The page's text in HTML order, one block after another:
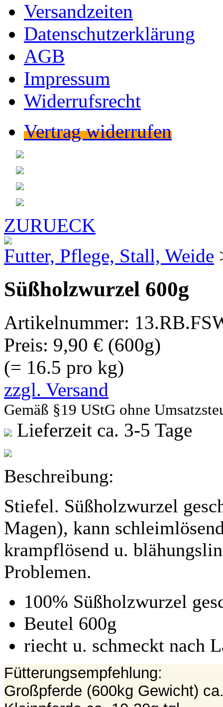
Versandzeiten
Datenschutzerklärung
AGB
Impressum
Widerrufsrecht
Vertrag widerrufen
ZURUECK
Futter, Pflege, Stall, Weide
Süßholzwurzel 600g
Artikelnummer:
Preis: 9,90 € (600g)
(= 16.5 pro kg)
zzgl. Versand
Gemäß §19 UStG ohne
Lieferzeit ca. 3-5 Tage
Beschreibung:
Stiefel. Süßholzwurzel
Magen), kann
krampflösend u.
Problemen.
100% Süßholzwurzel
Beutel 600g
riecht u. schmeckt nach
Fütterungsempfehlung:
Großpferde (600kg Gewicht)